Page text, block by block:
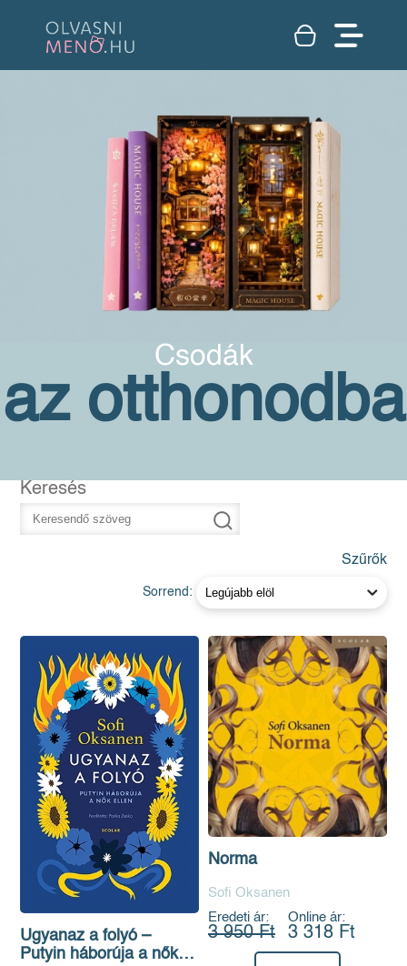
Csodák
az otthonodba
Keresés
Szűrők
Sorrend:
Ugyanaz a folyó –
Putyin háborúja a nők
Norma
Sofi Oksanen
Eredeti ár:
3 950 Ft
Online ár:
3 318 Ft